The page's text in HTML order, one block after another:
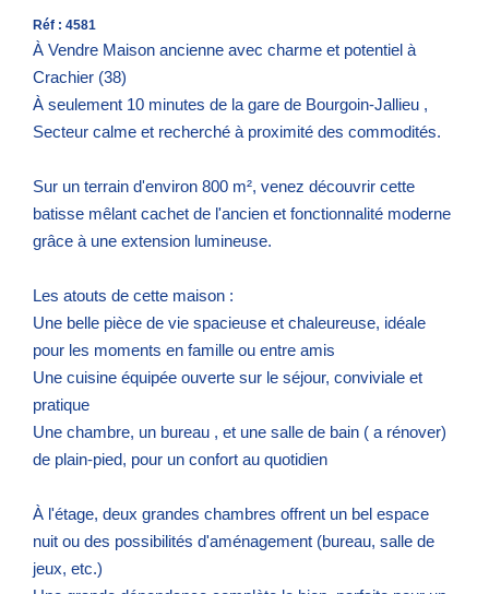
Réf : 4581
À Vendre Maison ancienne avec charme et potentiel à
Crachier (38)
À seulement 10 minutes de la gare de Bourgoin-Jallieu ,
Secteur calme et recherché à proximité des commodités.
Sur un terrain d'environ 800 m², venez découvrir cette
batisse mêlant cachet de l'ancien et fonctionnalité moderne
grâce à une extension lumineuse.
Les atouts de cette maison :
Une belle pièce de vie spacieuse et chaleureuse, idéale
pour les moments en famille ou entre amis
Une cuisine équipée ouverte sur le séjour, conviviale et
pratique
Une chambre, un bureau , et une salle de bain ( a rénover)
de plain-pied, pour un confort au quotidien
À l'étage, deux grandes chambres offrent un bel espace
nuit ou des possibilités d'aménagement (bureau, salle de
jeux, etc.)